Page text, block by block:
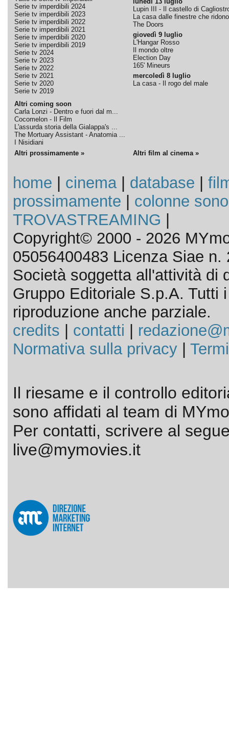
Serie tv imperdibili 2024
Serie tv imperdibili 2023
Serie tv imperdibili 2022
Serie tv imperdibili 2021
Serie tv imperdibili 2020
Serie tv imperdibili 2019
Serie tv 2024
Serie tv 2023
Serie tv 2022
Serie tv 2021
Serie tv 2020
Serie tv 2019
Altri coming soon
Carla Lonzi - Dentro e fuori dal m...
Cocomelon - Il Film
L'assurda storia della Gialappa's ...
The Mortuary Assistant - Anatomia ...
I Nisidiani
Lupin III - Il castello di
La casa dalle finestre che ridono
The Doors
giovedì 9 luglio
L'Hangar Rosso
Il mondo oltre
Election Day
165' Mineurs
mercoledì 8 luglio
La casa - Il rogo del male
Altri prossimamente » Altri film al cinema »
home cinema| database
prossimamente
colonne
TROVASTREAMING
Copyright© 2000 - 2026
05056400483 Licenza Siae n.
Società soggetta all'attività di
Gruppo Editoriale S.p.A. Tutti
riproduzione anche parziale.
credits
contatti
Normativa sulla privacy|
Il riesame e il controllo
sono affidati al team di
Per contatti, scrivere al
live@mymovies.it